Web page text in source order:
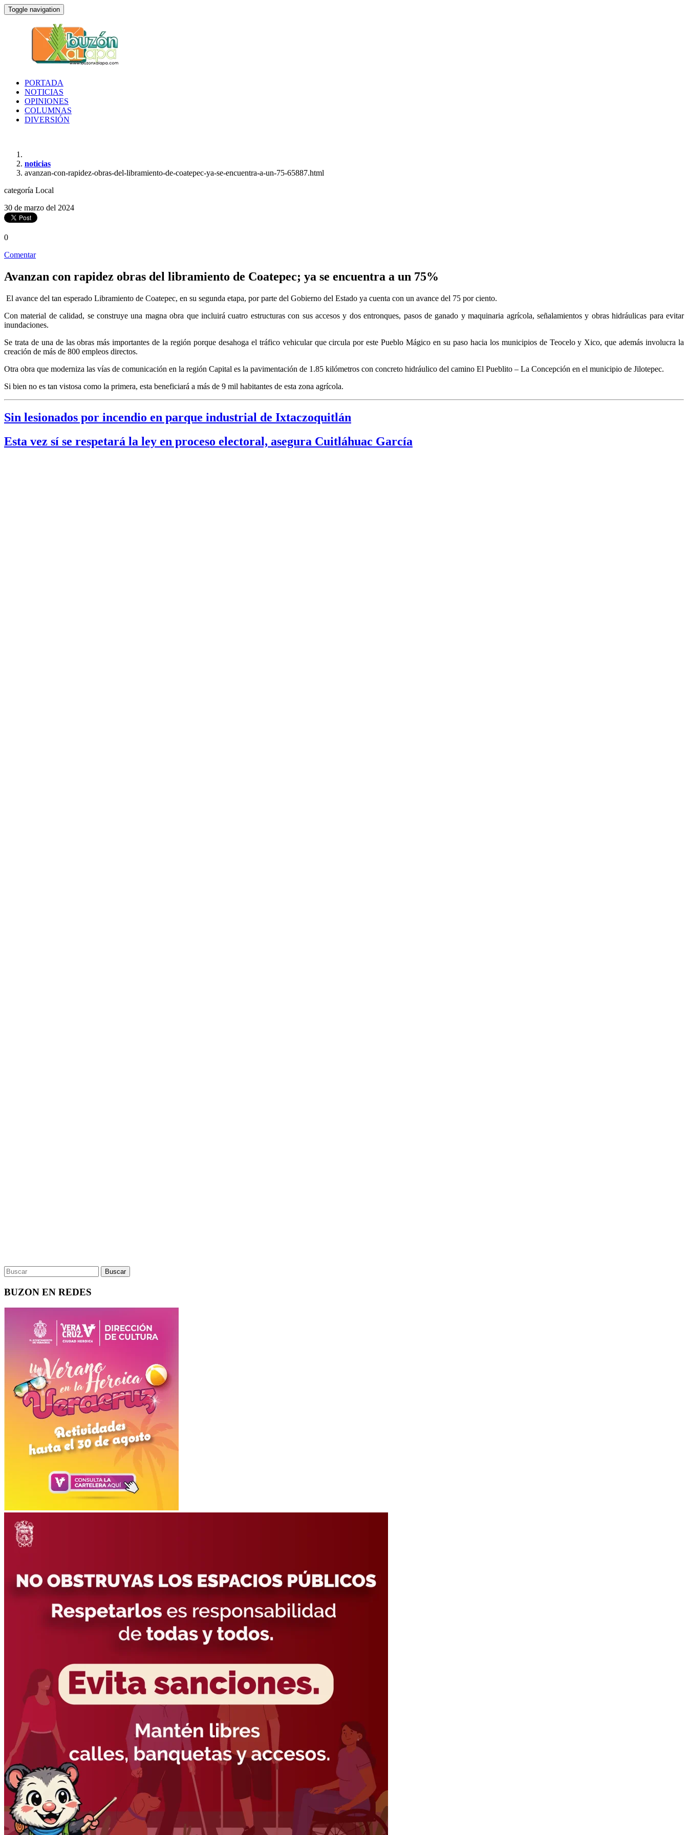
Toggle navigation
PORTADA
NOTICIAS
OPINIONES
COLUMNAS
DIVERSIÓN
noticias
avanzan-con-rapidez-obras-del-libramiento-de-coatepec-ya-se-encuentra-a-un-75-65887.html
categoría Local
30 de marzo del 2024
0
Comentar
Avanzan con rapidez obras del libramiento de Coatepec; ya se encuentra a un 75%
El avance del tan esperado Libramiento de Coatepec, en su segunda etapa, por parte del Gobierno del Estado ya cuenta con un avance del 75 por ciento.
Con material de calidad, se construye una magna obra que incluirá cuatro estructuras con sus accesos y dos entronques, pasos de ganado y maquinaria agrícola, señalamientos y obras hidráulicas para evitar
inundaciones.
Se trata de una de las obras más importantes de la región porque desahoga el tráfico vehicular que circula por este Pueblo Mágico en su paso hacia los municipios de Teocelo y Xico, que además involucra la
creación de más de 800 empleos directos.
Otra obra que moderniza las vías de comunicación en la región Capital es la pavimentación de 1.85 kilómetros con concreto hidráulico del camino El Pueblito – La Concepción en el municipio de Jilotepec.
Si bien no es tan vistosa como la primera, esta beneficiará a más de 9 mil habitantes de esta zona agrícola.
Sin lesionados por incendio en parque industrial de Ixtaczoquitlán
Esta vez sí se respetará la ley en proceso electoral, asegura Cuitláhuac García
BUZON EN REDES